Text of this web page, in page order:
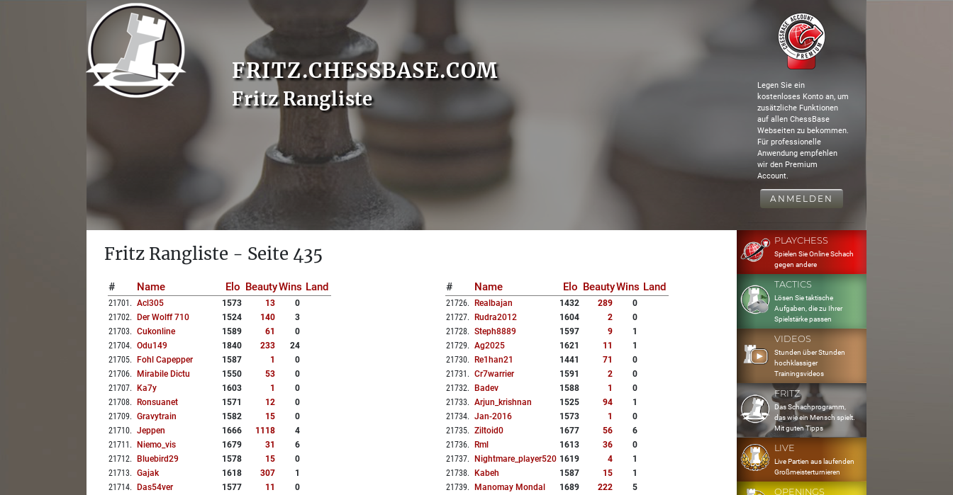
FRITZ.CHESSBASE.COM
Fritz Rangliste
Legen Sie ein
kostenloses Konto an, um
zusätzliche Funktionen
auf allen ChessBase
Webseiten zu bekommen.
Für professionelle
Anwendung empfehlen
wir den Premium
Account.
ANMELDEN
Fritz Rangliste - Seite 435
# Name Elo BeautyWins Land
21701 . Acl305 1573 13
0
21702. Der Wolff 710 1524 140
3
21703. Cukonline 1589 61
0
21704. Odu149 1840 233
24
21705. Fohl Capepper 1587 1
0
21706. Mirabile Dictu 1550 53
0
21707. Ka7y 1603 1
0
21708. Ronsuanet 1571 12
0
21709. Gravytrain 1582 15
0
21710. Jeppen 1666 1118
4
21711 . Niemo_vis 1679 31
6
21712. Bluebird29 1578 15
0
21713. Gajak 1618 307
1
21714. Das54ver 1577 11
0
# Name Elo BeautyWins Land
21726. Realbajan 1432 289
0
21727. Rudra2012 1604 2
0
21728. Steph8889 1597 9
1
21729. Ag2025 1621 11
1
21730. Re1han21 1441 71
0
21731 . Cr7warrier 1591 2
0
21732. Badev 1588 1
0
21733. Arjun_krishnan 1525 94
1
21734. Jan-2016 1573 1
0
21735. Ziltoid0 1677 56
6
21736. Rml 1613 36
0
21737. Nightmare_player520 1619 4
1
21738. Kabeh 1587 15
1
21739. Manomay Mondal 1689 222
5
PLAYCHESS
Spielen Sie Online Schach
gegen andere
TACTICS
Lösen Sie taktische
Aufgaben, die zu Ihrer
Spielstärke passen
VIDEOS
Stunden über Stunden
hochklassiger
Trainingsvideos
FRITZ
Das Schachprogramm,
das wie ein Mensch spielt.
Mit guten Tipps
LIVE
Live Partien aus laufenden
Großmeisterturnieren
OPENINGS